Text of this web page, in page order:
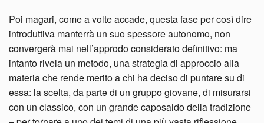
Poi magari, come a volte accade, questa fase per così dire
introduttiva manterrà un suo spessore autonomo, non
convergerà mai nell’approdo considerato definitivo: ma
intanto rivela un metodo, una strategia di approccio alla
materia che rende merito a chi ha deciso di puntare su di
essa: la scelta, da parte di un gruppo giovane, di misurarsi
con un classico, con un grande caposaldo della tradizione